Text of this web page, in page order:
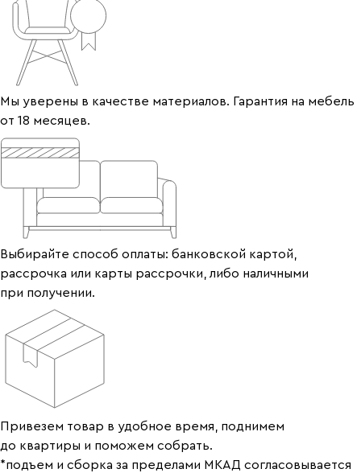
Мы уверены в качестве материалов. Гарантия на мебель
от 18 месяцев.
Выбирайте способ оплаты: банковской картой,
рассрочка или карты рассрочки, либо наличными
при получении.
Привезем товар в удобное время, поднимем
до квартиры и поможем собрать.
*подъем и сборка за пределами МКАД согласовывается